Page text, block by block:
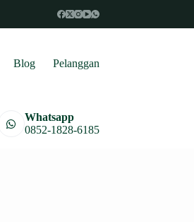
Blog Pelanggan
Whatsapp
0852-1828-6185